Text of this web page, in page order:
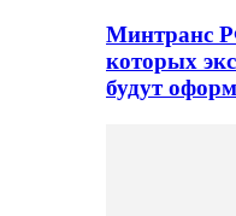
Минтранс
которых
будут